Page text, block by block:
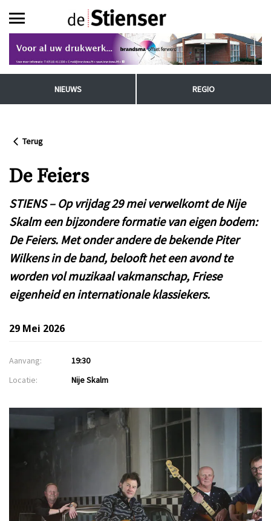
NIEUWS REGIO
Terug
De Feiers
STIENS – Op vrijdag 29 mei verwelkomt de Nije
Skalm een bijzondere formatie van eigen bodem:
De Feiers. Met onder andere de bekende Piter
Wilkens in de band, belooft het een avond te
worden vol muzikaal vakmanschap, Friese
eigenheid en internationale klassiekers.
29 Mei 2026
Aanvang:
19:30
Locatie:
Nije Skalm